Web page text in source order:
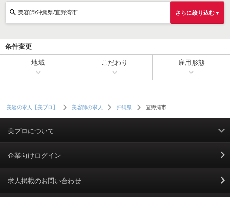
美容師/沖縄県/宜野湾市 さらに絞り込む▼
条件変更
地域 こだわり 雇用形態
美容の求人【美プロ】 美容師の求人 沖縄県 宜野湾市
美プロについて
利用規約
掲載規約
企業向けログイン
求人掲載のお問い合わせ